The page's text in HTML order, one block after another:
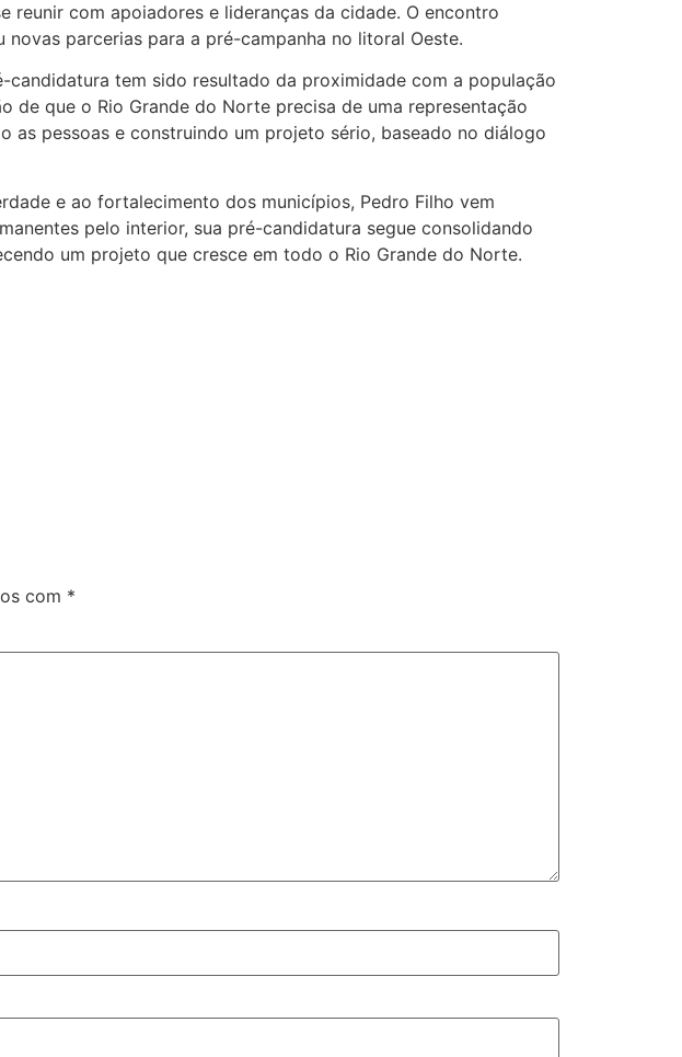
reunir com apoiadores e lideranças da cidade. O encontro
parcerias para a pré-campanha no litoral Oeste.
tem sido resultado da proximidade com a população
que o Rio Grande do Norte precisa de uma representação
as pessoas e construindo um projeto sério, baseado no diálogo
e ao fortalecimento dos municípios, Pedro Filho vem
pelo interior, sua pré-candidatura segue consolidando
um projeto que cresce em todo o Rio Grande do Norte.
com *